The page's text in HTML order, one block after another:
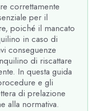
correttamente
per il
poiché il mancato
in caso di
conseguenze
di riscattare
In questa guida
e gli
di prelazione
alla normativa.